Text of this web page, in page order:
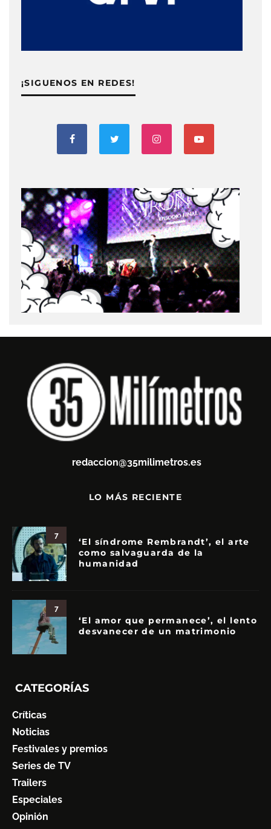
¡SIGUENOS EN REDES!
redaccion@35milimetros.es
LO MÁS RECIENTE
7
‘El síndrome Rembrandt’, el arte
como salvaguarda de la
humanidad
7
‘El amor que permanece’, el lento
desvanecer de un matrimonio
CATEGORÍAS
Críticas
Noticias
Festivales y premios
Series de TV
Trailers
Especiales
Opinión